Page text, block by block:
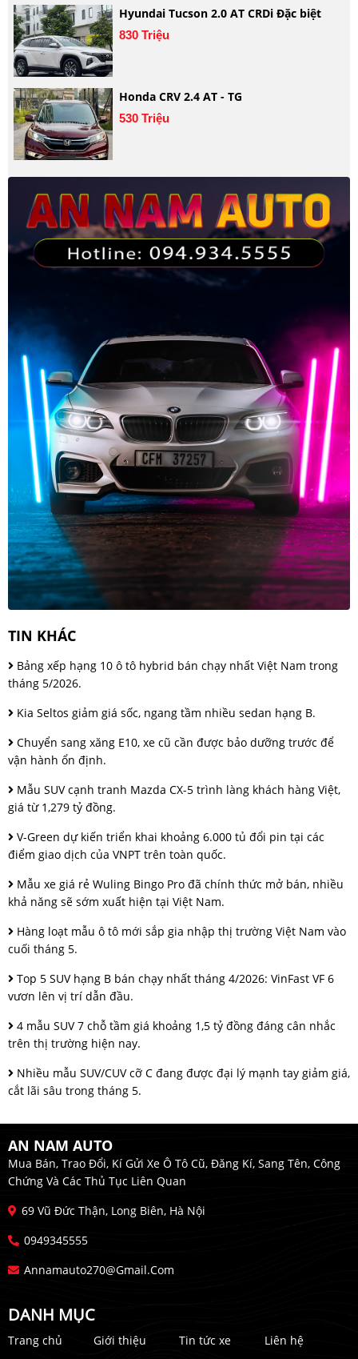
Hyundai Tucson 2.0 AT CRDi Đặc biệt
830 Triệu
Honda CRV 2.4 AT - TG
530 Triệu
TIN KHÁC
Bảng xếp hạng 10 ô tô hybrid bán chạy nhất Việt Nam trong
tháng 5/2026.
Kia Seltos giảm giá sốc, ngang tầm nhiều sedan hạng B.
Chuyển sang xăng E10, xe cũ cần được bảo dưỡng trước để
vận hành ổn định.
Mẫu SUV cạnh tranh Mazda CX-5 trình làng khách hàng Việt,
giá từ 1,279 tỷ đồng.
V-Green dự kiến triển khai khoảng 6.000 tủ đổi pin tại các
điểm giao dịch của VNPT trên toàn quốc.
Mẫu xe giá rẻ Wuling Bingo Pro đã chính thức mở bán, nhiều
khả năng sẽ sớm xuất hiện tại Việt Nam.
Hàng loạt mẫu ô tô mới sắp gia nhập thị trường Việt Nam vào
cuối tháng 5.
Top 5 SUV hạng B bán chạy nhất tháng 4/2026: VinFast VF 6
vươn lên vị trí dẫn đầu.
4 mẫu SUV 7 chỗ tầm giá khoảng 1,5 tỷ đồng đáng cân nhắc
trên thị trường hiện nay.
Nhiều mẫu SUV/CUV cỡ C đang được đại lý mạnh tay giảm giá,
cắt lãi sâu trong tháng 5.
AN NAM AUTO
Mua Bán, Trao Đổi, Kí Gửi Xe Ô Tô Cũ, Đăng Kí, Sang Tên, Công
Chứng Và Các Thủ Tục Liên Quan
69 Vũ Đức Thận, Long Biên, Hà Nội
0949345555
Annamauto270@gmail.com
DANH MỤC
Trang chủ Giới thiệu Tin tức xe Liên hệ